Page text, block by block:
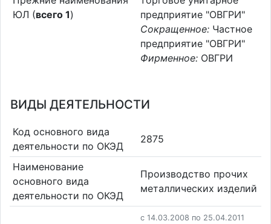
ЮЛ (всего 1)
предприятие "ОВГРИ"
Сокращенное: Частное
предприятие "ОВГРИ"
Фирменное: ОВГРИ
ВИДЫ ДЕЯТЕЛЬНОСТИ
Код основного вида
деятельности по ОКЭД
2875
Наименование
основного вида
деятельности по ОКЭД
Производство прочих
металлических изделий
c 14.03.2008 по 25.04.2011